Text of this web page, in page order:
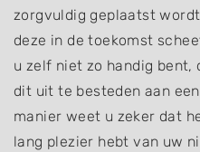
zorgvuldig geplaatst
deze in de toekomst
u zelf niet zo handig bent,
dit uit te besteden aan
manier weet u zeker dat
lang plezier hebt van uw